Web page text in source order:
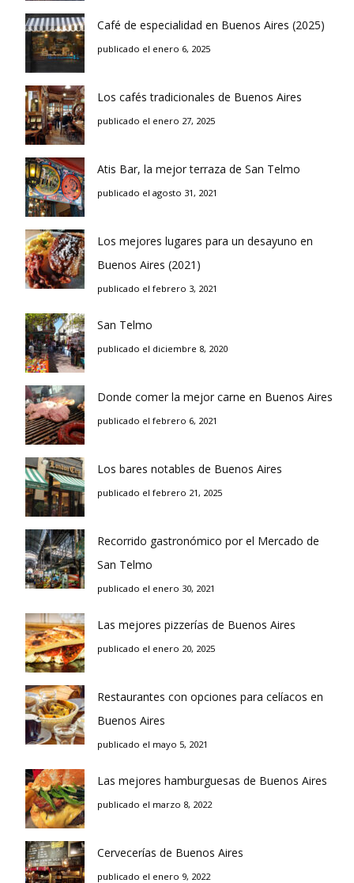
Café de especialidad en Buenos Aires (2025)
publicado el enero 6, 2025
Los cafés tradicionales de Buenos Aires
publicado el enero 27, 2025
Atis Bar, la mejor terraza de San Telmo
publicado el agosto 31, 2021
Los mejores lugares para un desayuno en
Buenos Aires (2021)
publicado el febrero 3, 2021
San Telmo
publicado el diciembre 8, 2020
Donde comer la mejor carne en Buenos Aires
publicado el febrero 6, 2021
Los bares notables de Buenos Aires
publicado el febrero 21, 2025
Recorrido gastronómico por el Mercado de
San Telmo
publicado el enero 30, 2021
Las mejores pizzerías de Buenos Aires
publicado el enero 20, 2025
Restaurantes con opciones para celíacos en
Buenos Aires
publicado el mayo 5, 2021
Las mejores hamburguesas de Buenos Aires
publicado el marzo 8, 2022
Cervecerías de Buenos Aires
publicado el enero 9, 2022